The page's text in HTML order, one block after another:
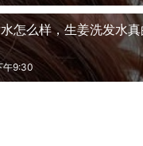
怎么样，生姜洗发水
午9:30